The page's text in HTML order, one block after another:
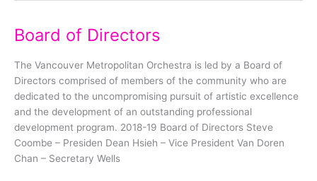
Board of Directors
The Vancouver Metropolitan Orchestra is led by a Board of
Directors comprised of members of the community who are
dedicated to the uncompromising pursuit of artistic excellence
and the development of an outstanding professional
development program. 2018-19 Board of Directors Steve
Coombe – Presiden Dean Hsieh – Vice President Van Doren
Chan – Secretary Wells
Board
Directors